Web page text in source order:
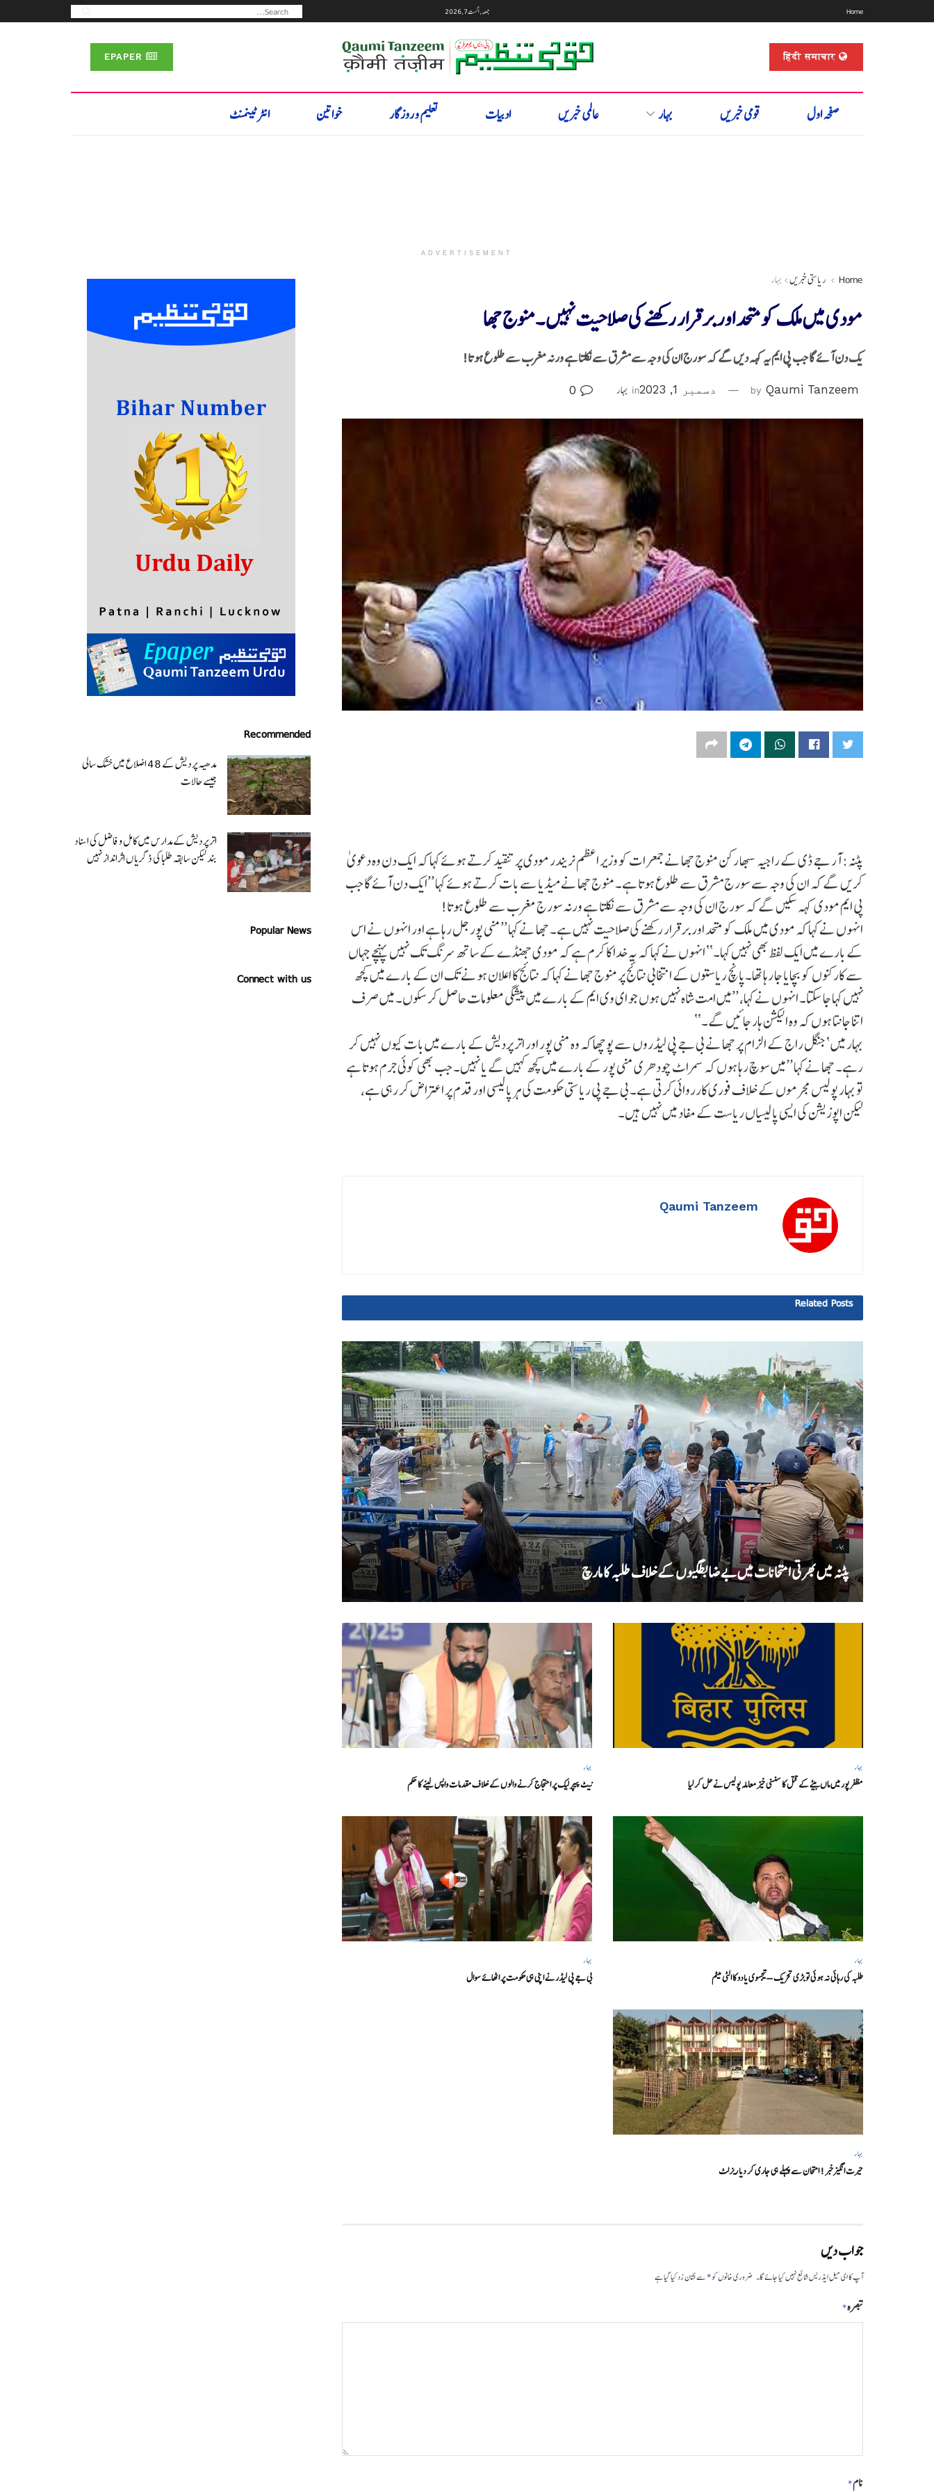
Home جمعہ, اگست 7, 2026
हिंदी समाचार
صفحہ اول قومی خبریں بہار عالمی خبریں ادبیات تعلیم و روزگار خواتین انٹرٹینمنٹ
ADVERTISEMENT
Home ریاستی خبریں بہار
مودی میں ملک کو متحد اور برقرار رکھنے کی صلاحیت نہیں ۔منوج جھا
یک دن آئے گا جب پی ایم یہ کہہ دیں گے کہ سورج ان کی وجہ سے مشرق سے نکلتا ہے ورنہ مغرب سے طلوع ہوتا!
by Qaumi Tanzeem دسمبر 1, 2023 in بہار
پٹنہ: آر جے ڈی کے راجیہ سبھا رکن منوج جھا نے جمعرات کو وزیر اعظم نریندر مودی پر تنقید کرتے ہوئے کہا کہ ایک دن وہ دعویٰ
کریں گے کہ ان کی وجہ سے سورج مشرق سے طلوع ہوتا ہے۔ منوج جھا نے میڈیا سے بات کرتے ہوئے کہا ’’ایک دن آئے گا جب
پی ایم مودی کہہ سکیں گے کہ سورج ان کی وجہ سے مشرق سے نکلتا ہے ورنہ سورج مغرب سے طلوع ہوتا!
انہوں نے کہا کہ مودی میں ملک کو متحد اور برقرار رکھنے کی صلاحیت نہیں ہے۔ جھا نے کہا ’’منی پور جل رہا ہے اور انہوں نے اس
کے بارے میں ایک لفظ بھی نہیں کہا۔‘‘ انہوں نے کہا کہ یہ خدا کا کرم ہے کہ مودی جھنڈے کے ساتھ سرنگ تک نہیں پہنچے جہاں
سے کارکنوں کو بچایا جا رہا تھا۔پانچ ریاستوں کے انتخابی نتائج پر منوج جھا نے کہا کہ نتائج کا اعلان ہونے تک ان کے بارے میں کچھ
نہیں کہا جا سکتا۔ انہوں نے کہا، ’’میں امت شاہ نہیں ہوں جو ای وی ایم کے بارے میں پیشگی معلومات حاصل کر سکوں۔ میں صرف
اتنا جانتا ہوں کہ وہ الیکشن ہار جائیں گے۔‘‘
بہار میں ‘جنگل راج کے الزام پر جھا نے بی جے پی لیڈروں سے پوچھا کہ وہ منی پور اور اتر پردیش کے بارے میں بات کیوں نہیں کر
رہے۔ جھا نے کہا ’’میں سوچ رہا ہوں کہ سمراٹ چودھری منی پور کے بارے میں کچھ کہیں گے یا نہیں۔ جب بھی کوئی جرم ہوتا ہے
تو بہار پولیس مجرموں کے خلاف فوری کارروائی کرتی ہے۔ بی جے پی ریاستی حکومت کی ہر پالیسی اور قدم پر اعتراض کر رہی ہے،
لیکن اپوزیشن کی ایسی پالیسیاں ریاست کے مفاد میں نہیں ہیں۔
Qaumi Tanzeem
Related Posts
بہار
پٹنہ میں بھرتی امتحانات میں بے ضابطگیوں کے خلاف طلبہ کا مارچ
بہار
مظفر پور میں ماں بیٹے کے قتل کا سنسنی خیز معاملہ پولیس نے حل کر لیا
بہار
نیٹ پیپر لیک پر احتجاج کرنے والوں کے خلاف مقدمات واپس لینے کا حکم
بہار
طلبہ کی رہائی نہ ہوئی تو بڑی تحریک – تیجسوی یادو کا الٹی میٹم
بہار
بی جے پی لیڈر نے اپنی ہی حکومت پر اٹھائے سوال
بہار
حیرت انگیزخبر ! امتحان سے پہلے ہی جاری کر دیا ریزلٹ
جواب دیں
آپ کا ای میل ایڈریس شائع نہیں کیا جائے گا۔ ضروری خانوں کو*سے نشان زد کیا گیا ہے
تبصرہ*
نام*
Recommended
مدھیہ پردیش کے 48 اضلاع میں خشک سالی
جیسے حالات
اتر پردیش کےمدارس میں کامل و فاضل کی اسناد
بند لیکن سابقہ طلبا کی ڈگریا ں اثرانداز نہیں
Popular News
Connect with us